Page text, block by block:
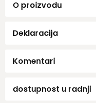
O proizvodu
Deklaracija
Komentari
dostupnost u radnji